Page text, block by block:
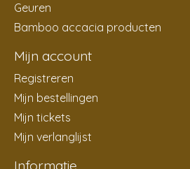
Geuren
Bamboo accacia producten
Mijn account
Registreren
Mijn bestellingen
Mijn tickets
Mijn verlanglijst
Informatie